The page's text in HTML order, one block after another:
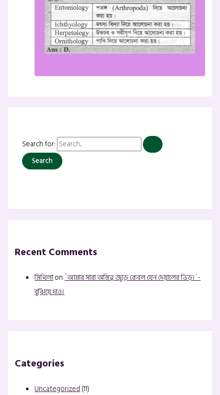
Search for:
Recent Comments
মিথিলাon `আমার সারা অস্তিত্ব জুড়ে কেবল যেন দেয়ালের ভিড়।`-
বুঝিয়ে দাও।
Categories
Uncategorized (11)